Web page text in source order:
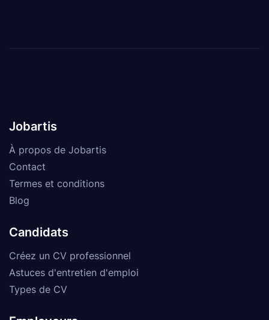
Jobartis
À propos de Jobartis
Contact
Termes et conditions
Blog
Candidats
Créez un CV professionnel
Astuces d'entretien d'emploi
Types de CV